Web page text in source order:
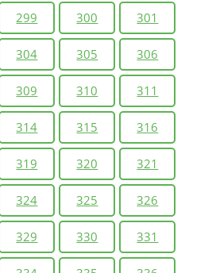
299 300 301
304 305 306
309 310 311
314 315 316
319 320 321
324 325 326
329 330 331